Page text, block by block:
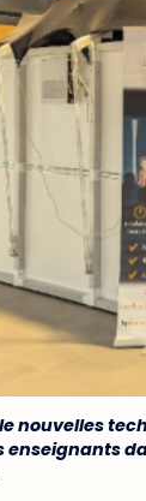
nouvelles
enseignants